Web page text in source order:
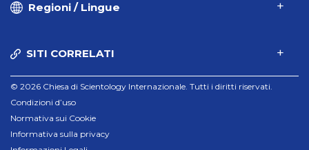
Regioni / Lingue
SITI CORRELATI
© 2026 Chiesa di Scientology Internazionale. Tutti i diritti riservati.
Condizioni d’uso
Normativa sui Cookie
Informativa sulla privacy